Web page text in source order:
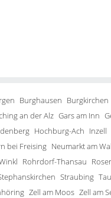
Burghausen Burgkirchen
an der Alz Gars am Inn
Hochburg-Ach Inzell
bei Freising Neumarkt am
Rohrdorf-Thansau
Straubing
Zell am Moos Zell am